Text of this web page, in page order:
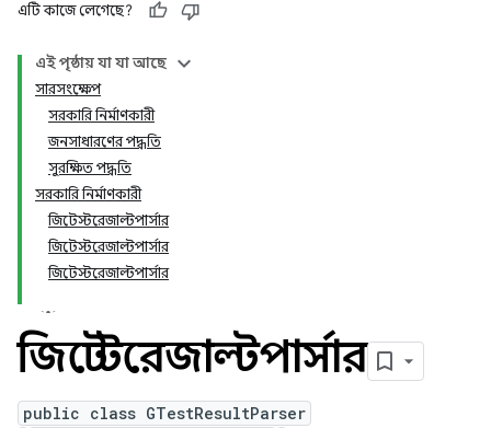
এটি কাজে লেগেছে?
এই পৃষ্ঠায় যা যা আছে
সারসংক্ষেপ
সরকারি নির্মাণকারী
জনসাধারণের পদ্ধতি
সুরক্ষিত পদ্ধতি
সরকারি নির্মাণকারী
জিটেস্টরেজাল্টপার্সার
জিটেস্টরেজাল্টপার্সার
জিটেস্টরেজাল্টপার্সার
জিটেস্টরেজাল্টপার্সার
public class GTestResultParser